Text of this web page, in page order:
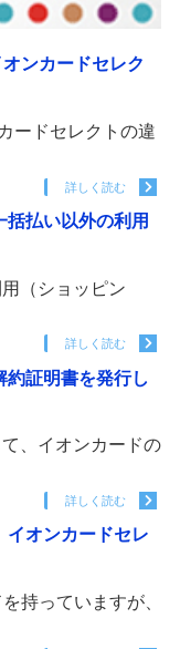
ンカードセレク
ードセレクトの違
詳しく読む
払い以外の利用
（ショッピン
詳しく読む
約証明書を発行し
、イオンカードの
詳しく読む
イオンカードセレ
持っていますが、